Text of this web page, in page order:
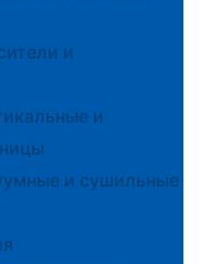
и
и
и сушильные